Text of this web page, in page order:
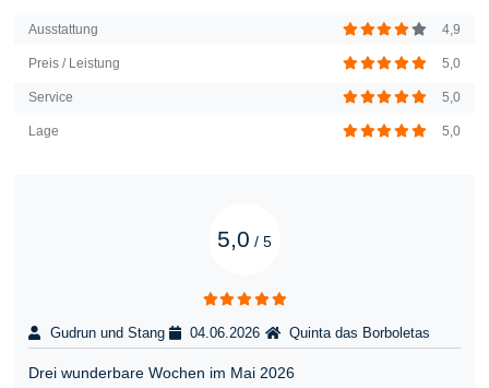
Ausstattung 4,9
Preis / Leistung 5,0
Service 5,0
Lage 5,0
5,0 / 5
Gudrun und Stang 04.06.2026 Quinta das Borboletas
Drei wunderbare Wochen im Mai 2026